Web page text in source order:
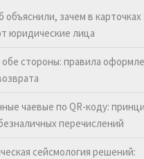
объяснили, зачем в
юридические лица
стороны: правила
чаевые по QR-коду:
перечислений
сейсмология решений: